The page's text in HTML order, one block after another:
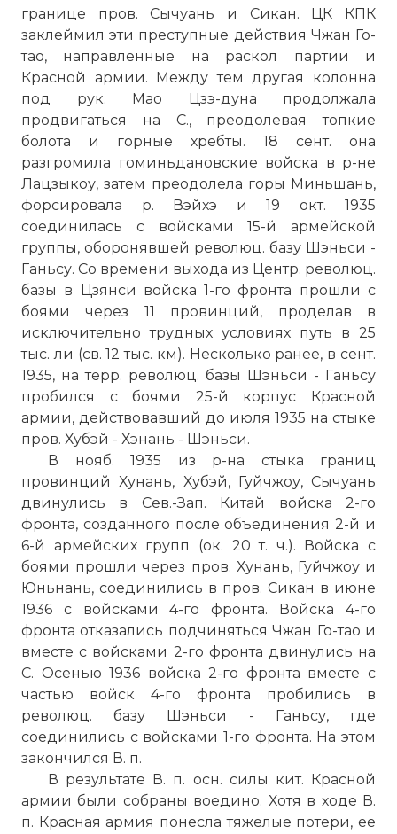
границе пров. Сычуань и Сикан. ЦК КПК
заклеймил эти преступные действия Чжан Го-
тао, направленные на раскол партии и
Красной армии. Между тем другая колонна
под рук. Мао Цзэ-дуна продолжала
продвигаться на С., преодолевая топкие
болота и горные хребты. 18 сент. она
разгромила гоминьдановские войска в р-не
Лацзыкоу, затем преодолела горы Миньшань,
форсировала р. Вэйхэ и 19 окт. 1935
соединилась с войсками 15-й армейской
группы, оборонявшей революц. базу Шэньси -
Ганьсу. Со времени выхода из Центр. революц.
базы в Цзянси войска 1-го фронта прошли с
боями через 11 провинций, проделав в
исключительно трудных условиях путь в 25
тыс. ли (св. 12 тыс. км). Несколько ранее, в сент.
1935, на терр. революц. базы Шэньси - Ганьсу
пробился с боями 25-й корпус Красной
армии, действовавший до июля 1935 на стыке
пров. Хубэй - Хэнань - Шэньси.
В нояб. 1935 из р-на стыка границ
провинций Хунань, Хубэй, Гуйчжоу, Сычуань
двинулись в Сев.-Зап. Китай войска 2-го
фронта, созданного после объединения 2-й и
6-й армейских групп (ок. 20 т. ч.). Войска с
боями прошли через пров. Хунань, Гуйчжоу и
Юньнань, соединились в пров. Сикан в июне
1936 с войсками 4-го фронта. Войска 4-го
фронта отказались подчиняться Чжан Го-тао и
вместе с войсками 2-го фронта двинулись на
С. Осенью 1936 войска 2-го фронта вместе с
частью войск 4-го фронта пробились в
революц. базу Шэньси - Ганьсу, где
соединились с войсками 1-го фронта. На этом
закончился В. п.
В результате В. п. осн. силы кит. Красной
армии были собраны воедино. Хотя в ходе В.
п. Красная армия понесла тяжелые потери, ее
☓
Карта Великого похода
Фото статьи: